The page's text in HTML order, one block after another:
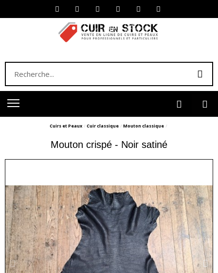
Cuirs et Peaux Cuir classique Mouton classique
Mouton crispé - Noir satiné